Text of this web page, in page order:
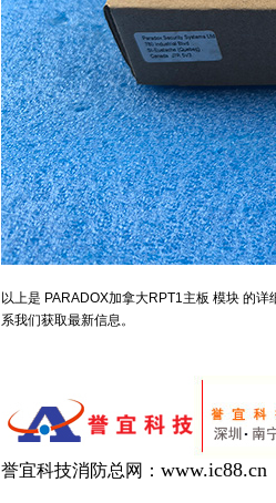
以上是 PARADOX加拿大RPT1主板 模块 的
系我们获取最新信息。
誉宜科技消防总网： www.ic88.cn